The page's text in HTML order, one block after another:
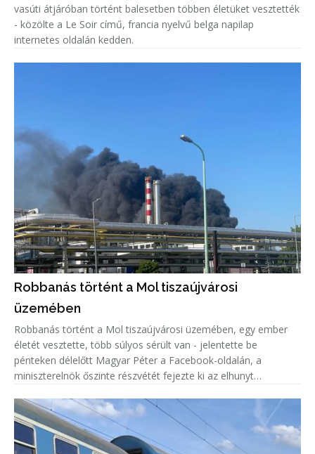
vasúti átjáróban történt balesetben többen életüket vesztették
- közölte a Le Soir című, francia nyelvű belga napilap
internetes oldalán kedden.
Robbanás történt a Mol tiszaújvárosi
üzemében
Robbanás történt a Mol tiszaújvárosi üzemében, egy ember
életét vesztette, több súlyos sérült van - jelentette be
pénteken délelőtt Magyar Péter a Facebook-oldalán, a
miniszterelnök őszinte részvétét fejezte ki az elhunyt